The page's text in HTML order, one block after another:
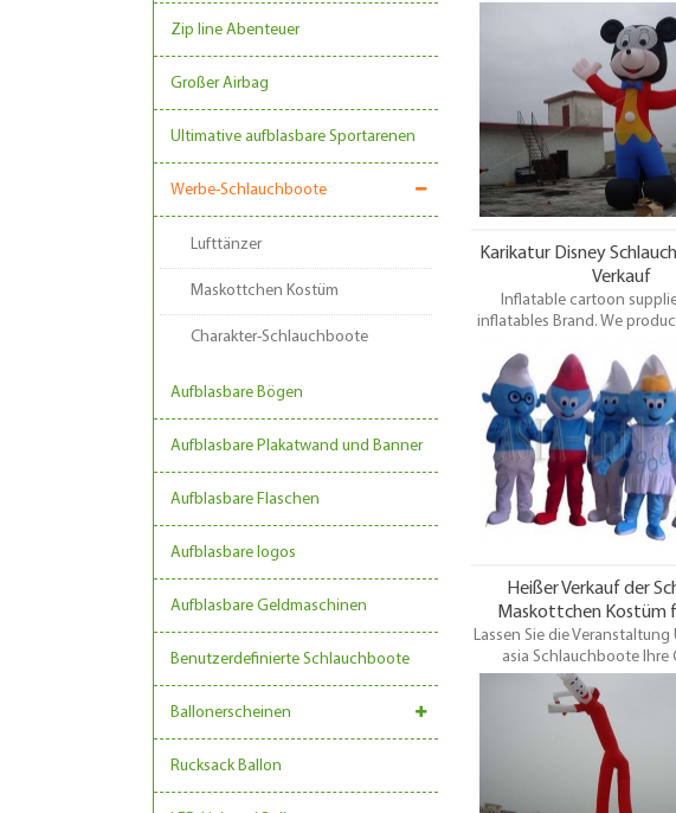
Zip line Abenteuer
Großer Airbag
Ultimative aufblasbare Sportarenen
Werbe-Schlauchboote
Lufttänzer
Maskottchen Kostüm
Charakter-Schlauchboote
Aufblasbare Bögen
Aufblasbare Plakatwand und Banner
Aufblasbare Flaschen
Aufblasbare logos
Aufblasbare Geldmaschinen
Benutzerdefinierte Schlauchboote
Ballonerscheinen
Rucksack Ballon
Vergnügungen,
Karnevalsfeiern, Festival,
Veranstaltungen.Oem /
Karikatur Disney
Verkauf
Inflatable cartoon
inflatables Brand. We
Cartoon, Comics, Disney
funny advertising
Heißer Verkauf der
Maskottchen Kostüm
Dramen und
Lassen Sie die
asia Schlauchboote Ihre
Maskottchen in eine größere
aufblasbare Replik. Unsere
Designer können Ihren
Charakter oder Maskottchen
aufblasbares, das ein
nächsten Laden Eröffnung
Veranstaltung werden. Die